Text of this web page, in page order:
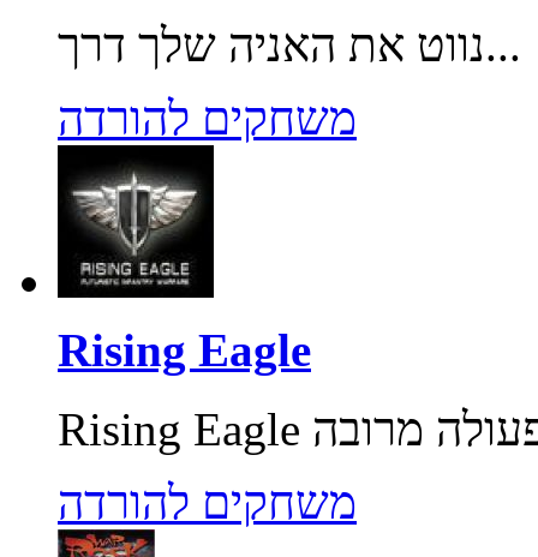
נווט את האניה שלך דרך...
משחקים להורדה
Rising Eagle
משחקים להורדה